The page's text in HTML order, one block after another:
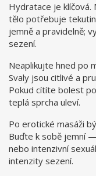
Hydratace je klíčová.
tělo potřebuje
jemně a pravidelně;
sezení.
Neaplikujte hned po
Svaly jsou citlivé a
Pokud cítíte bolest
teplá sprcha uleví.
Po erotické masáži
Buďte k sobě jemní
nebo intenzivní
intenzity sezení.